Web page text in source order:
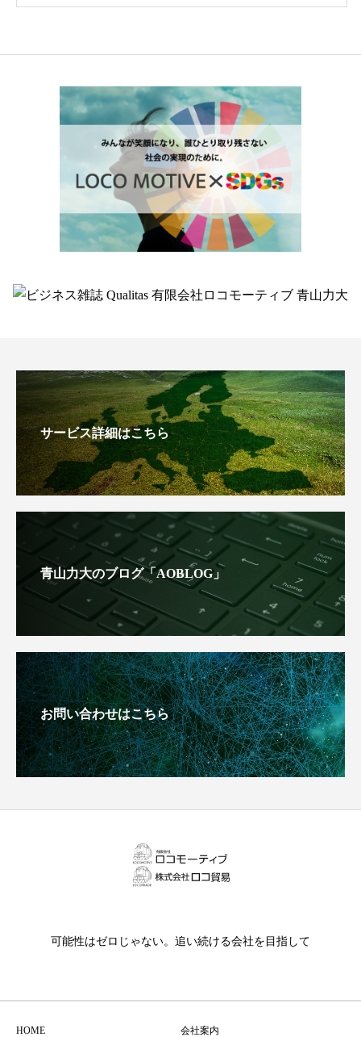
サービス詳細はこちら
青山力大のブログ「AOBLOG」
お問い合わせはこちら
可能性はゼロじゃない。追い続ける会社を目指して
HOME 会社案内